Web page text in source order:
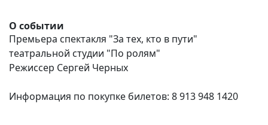
О событии
Премьера спектакля "За тех, кто в пути"
театральной студии "По ролям"
Режиссер Сергей Черных
Информация по покупке билетов: 8 913 948 1420